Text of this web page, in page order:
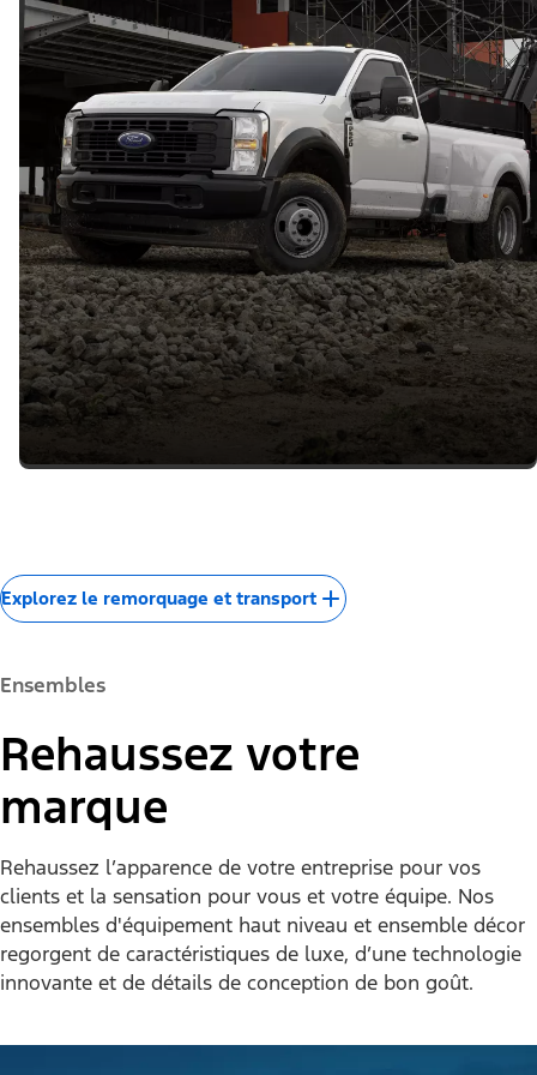
Explorez le remorquage et transport
Ensembles
Rehaussez votre
marque
Rehaussez l’apparence de votre entreprise pour vos
clients et la sensation pour vous et votre équipe. Nos
ensembles d'équipement haut niveau et ensemble décor
regorgent de caractéristiques de luxe, d’une technologie
innovante et de détails de conception de bon goût.